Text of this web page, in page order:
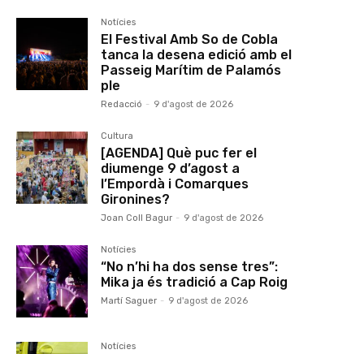
Notícies
El Festival Amb So de Cobla
tanca la desena edició amb el
Passeig Marítim de Palamós
ple
Redacció - 9 d'agost de 2026
Cultura
[AGENDA] Què puc fer el
diumenge 9 d’agost a
l’Empordà i Comarques
Gironines?
Joan Coll Bagur - 9 d'agost de 2026
Notícies
“No n’hi ha dos sense tres”:
Mika ja és tradició a Cap Roig
Martí Saguer - 9 d'agost de 2026
Notícies